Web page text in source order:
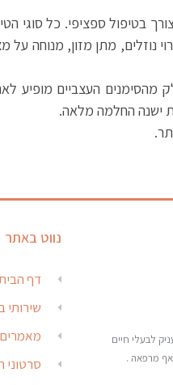
בטיפול ספציפי. כל סוגי
נוזלים, מתן מזון, מנוחה על
ישנה החלמה מלאה.
אשדוד, הפועל מאז שנת 2003, מעניק לבעלי חיים
מרפאה .
נווט באתר
דף
שירותי
מאמרים
סרטוני